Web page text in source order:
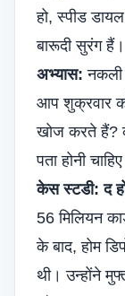
हो, स्पीड
बारूदी सुरंग हैं।
अभ्यास: नकली
आप शुक्रवार
खोज करते हैं?
पता होनी
केस स्टडी: द
56 मिलियन
के बाद, होम
थी। उन्होंने